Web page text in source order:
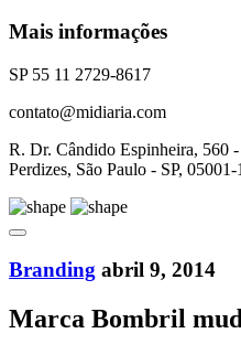
Mais informações
SP 55 11 2729-8617
contato@midiaria.com
R. Dr. Cândido Espinheira, 560 -
Perdizes, São Paulo - SP, 05001-
Branding abril 9, 2014
Marca Bombril